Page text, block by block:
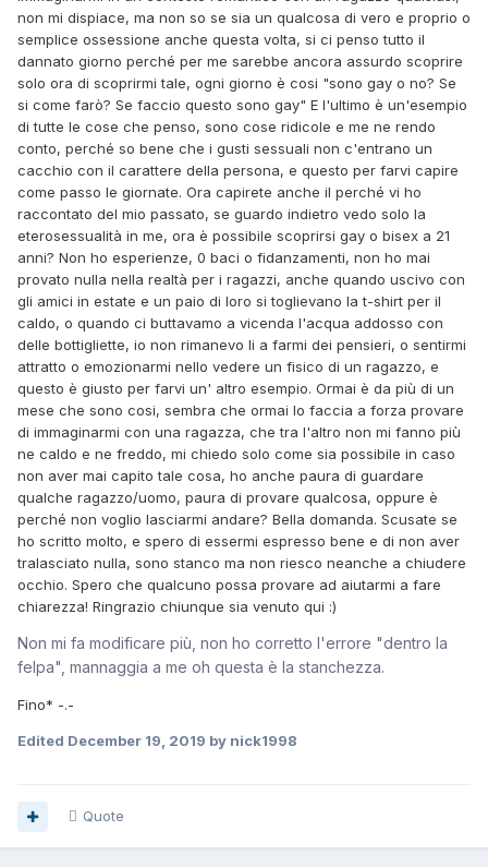
non mi dispiace, ma non so se sia un qualcosa di vero e proprio o
semplice ossessione anche questa volta, si ci penso tutto il
dannato giorno perché per me sarebbe ancora assurdo scoprire
solo ora di scoprirmi tale, ogni giorno è cosi "sono gay o no? Se
si come farò? Se faccio questo sono gay" E l'ultimo è un'esempio
di tutte le cose che penso, sono cose ridicole e me ne rendo
conto, perché so bene che i gusti sessuali non c'entrano un
cacchio con il carattere della persona, e questo per farvi capire
come passo le giornate. Ora capirete anche il perché vi ho
raccontato del mio passato, se guardo indietro vedo solo la
eterosessualità in me, ora è possibile scoprirsi gay o bisex a 21
anni? Non ho esperienze, 0 baci o fidanzamenti, non ho mai
provato nulla nella realtà per i ragazzi, anche quando uscivo con
gli amici in estate e un paio di loro si toglievano la t-shirt per il
caldo, o quando ci buttavamo a vicenda l'acqua addosso con
delle bottigliette, io non rimanevo li a farmi dei pensieri, o sentirmi
attratto o emozionarmi nello vedere un fisico di un ragazzo, e
questo è giusto per farvi un' altro esempio. Ormai è da più di un
mese che sono cosi, sembra che ormai lo faccia a forza provare
di immaginarmi con una ragazza, che tra l'altro non mi fanno più
ne caldo e ne freddo, mi chiedo solo come sia possibile in caso
non aver mai capito tale cosa, ho anche paura di guardare
qualche ragazzo/uomo, paura di provare qualcosa, oppure è
perché non voglio lasciarmi andare? Bella domanda. Scusate se
ho scritto molto, e spero di essermi espresso bene e di non aver
tralasciato nulla, sono stanco ma non riesco neanche a chiudere
occhio. Spero che qualcuno possa provare ad aiutarmi a fare
chiarezza! Ringrazio chiunque sia venuto qui :)
Non mi fa modificare più, non ho corretto l'errore "dentro la
felpa", mannaggia a me oh questa è la stanchezza.
Fino* -.-
Edited December 19, 2019 by nick1998
Quote